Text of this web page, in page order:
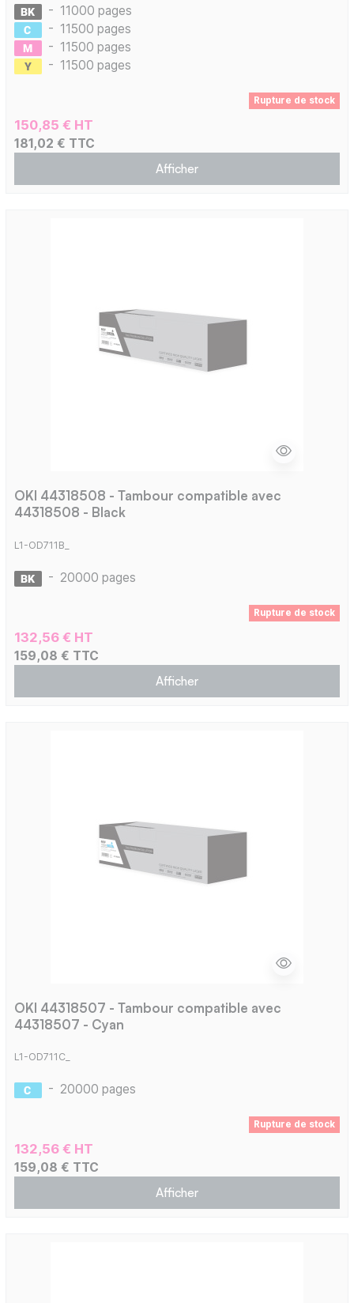
- 11000 pages
- 11500 pages
- 11500 pages
- 11500 pages
Rupture de stock
150,85 € HT
181,02 € TTC
Afficher
OKI 44318508 - Tambour compatible avec
44318508 - Black
L1-OD711B_
- 20000 pages
Rupture de stock
132,56 € HT
159,08 € TTC
Afficher
OKI 44318507 - Tambour compatible avec
44318507 - Cyan
L1-OD711C_
- 20000 pages
Rupture de stock
132,56 € HT
159,08 € TTC
Afficher